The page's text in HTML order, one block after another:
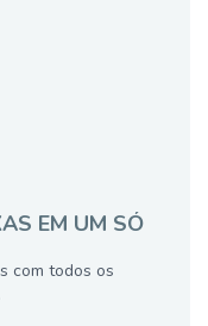
EM UM SÓ
com todos os